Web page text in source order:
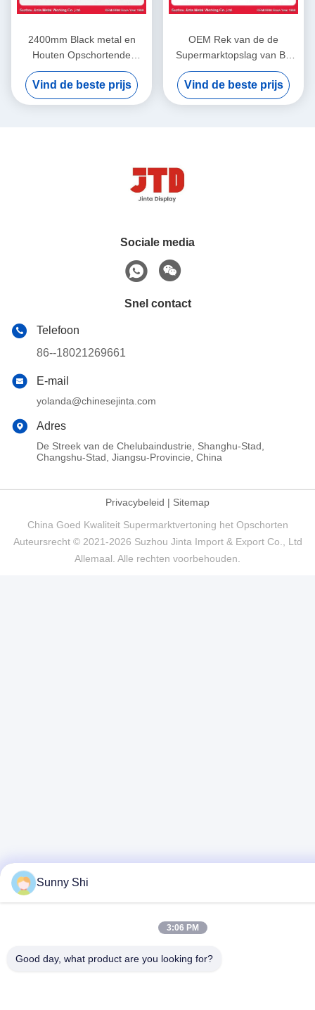
2400mm Black metal en
Houten Opschortende
Eenheidsodm het Rek van
de 4 Laagopslag
Vind de beste prijs
OEM Rek van de de
Supermarktopslag van BV
van de Metaal het Houten
Opschortende Eenheid
Vind de beste prijs
Sociale media
Snel contact
Telefoon
86--18021269661
E-mail
yolanda@chinesejinta.com
Adres
De Streek van de Chelubaindustrie, Shanghu-Stad,
Changshu-Stad, Jiangsu-Provincie, China
Privacybeleid | Sitemap
China Goed Kwaliteit Supermarktvertoning het Opschorten
Auteursrecht © 2021-2026 Suzhou Jinta Import & Export Co., Ltd
Allemaal. Alle rechten voorbehouden.
Sunny Shi
3:06 PM
Good day, what product are you looking for?